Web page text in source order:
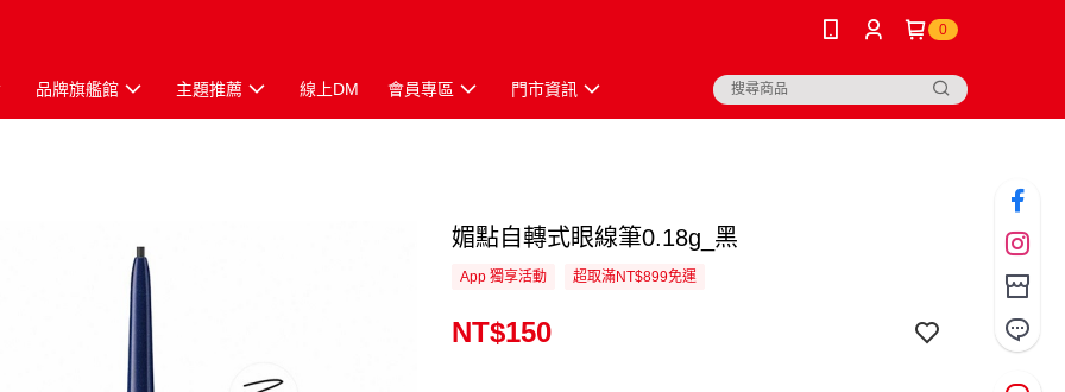
0
品牌旗艦館 主題推薦 線上DM 會員專區 門市資訊
媚點自轉式眼線筆0.18g_黑
App 獨享活動 超取滿NT$899免運
NT$150